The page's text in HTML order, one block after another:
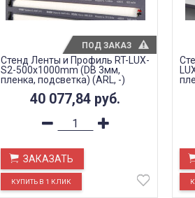
Стенд Ленты и Профиль RT-LUX-
S2-500x1000mm (DB 3мм,
пленка, подсветка) (ARL, -)
40 077,84 руб.
ЗАКАЗАТЬ
ПОД ЗАКАЗ